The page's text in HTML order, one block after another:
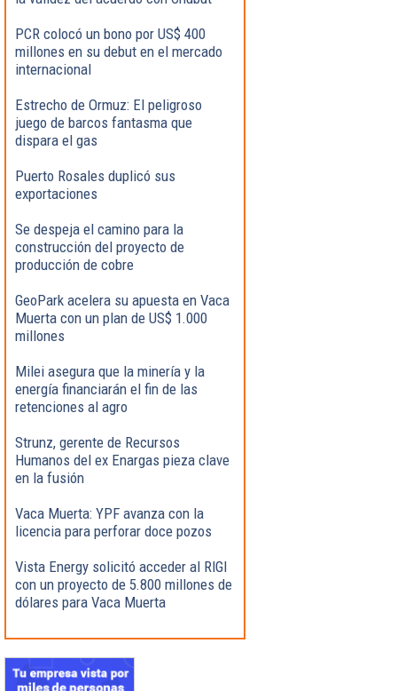
PCR colocó un bono por US$ 400
millones en su debut en el mercado
internacional
Estrecho de Ormuz: El peligroso
juego de barcos fantasma que
dispara el gas
Puerto Rosales duplicó sus
exportaciones
Se despeja el camino para la
construcción del proyecto de
producción de cobre
GeoPark acelera su apuesta en Vaca
Muerta con un plan de US$ 1.000
millones
Milei asegura que la minería y la
energía financiarán el fin de las
retenciones al agro
Strunz, gerente de Recursos
Humanos del ex Enargas pieza clave
en la fusión
Vaca Muerta: YPF avanza con la
licencia para perforar doce pozos
Vista Energy solicitó acceder al RIGI
con un proyecto de 5.800 millones de
dólares para Vaca Muerta